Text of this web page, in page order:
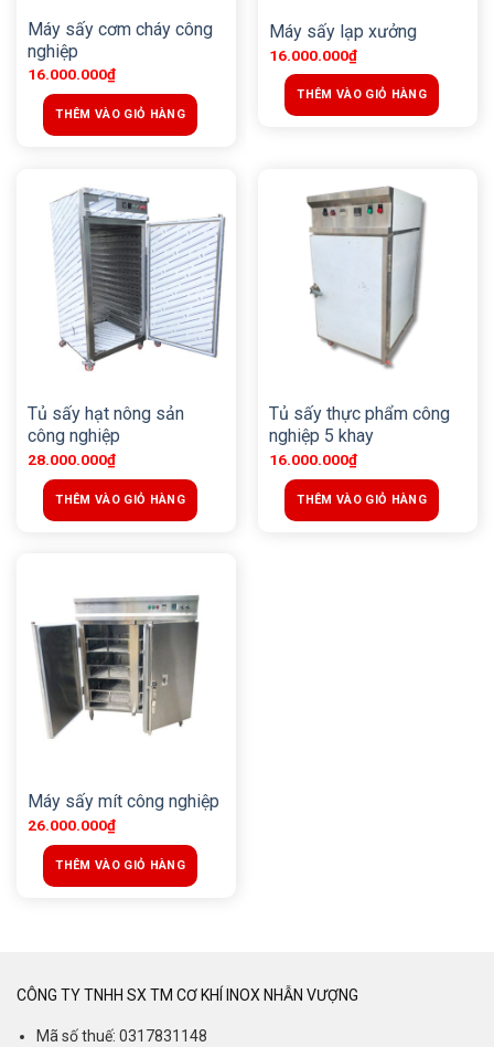
Máy sấy cơm cháy công
nghiệp
16.000.000₫
THÊM VÀO GIỎ HÀNG
Máy sấy lạp xưởng
16.000.000₫
THÊM VÀO GIỎ HÀNG
Tủ sấy hạt nông sản
công nghiệp
28.000.000₫
THÊM VÀO GIỎ HÀNG
Tủ sấy thực phẩm công
nghiệp 5 khay
16.000.000₫
THÊM VÀO GIỎ HÀNG
Máy sấy mít công nghiệp
26.000.000₫
THÊM VÀO GIỎ HÀNG
CÔNG TY TNHH SX TM CƠ KHÍ INOX NHẪN VƯỢNG
Mã số thuế: 0317831148